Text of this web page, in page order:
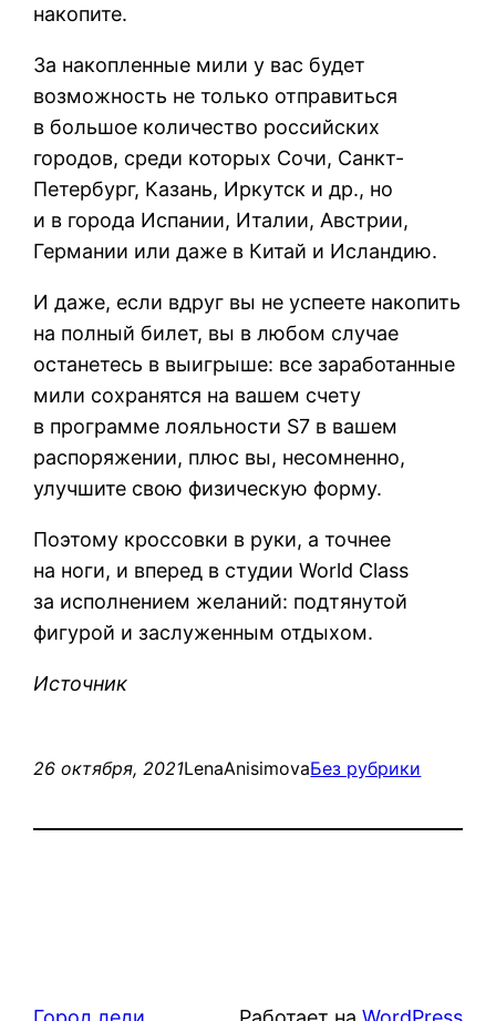
накопите.
За накопленные мили у вас будет
возможность не только отправиться
в большое количество российских
городов, среди которых Сочи, Санкт-
Петербург, Казань, Иркутск и др., но
и в города Испании, Италии, Австрии,
Германии или даже в Китай и Исландию.
И даже, если вдруг вы не успеете накопить
на полный билет, вы в любом случае
останетесь в выигрыше: все заработанные
мили сохранятся на вашем счету
в программе лояльности S7 в вашем
распоряжении, плюс вы, несомненно,
улучшите свою физическую форму.
Поэтому кроссовки в руки, а точнее
на ноги, и вперед в студии World Class
за исполнением желаний: подтянутой
фигурой и заслуженным отдыхом.
Источник
26 октября, 2021LenaAnisimovaБез рубрики